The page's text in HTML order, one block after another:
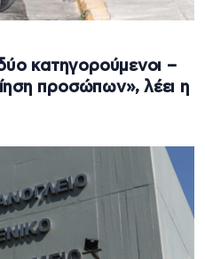
κατηγορούμενοι –
προσώπων», λέει η